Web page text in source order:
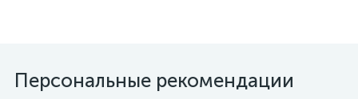
Персональные рекомендации